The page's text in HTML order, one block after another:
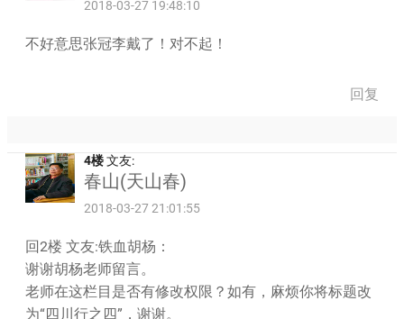
2018-03-27 19:48:10
不好意思张冠李戴了！对不起！
回复
4楼文友:
春山(天山春)
2018-03-27 21:01:55
回2楼 文友:铁血胡杨：
谢谢胡杨老师留言。
老师在这栏目是否有修改权限？如有，麻烦你将标题改
为“四川行之四”，谢谢。